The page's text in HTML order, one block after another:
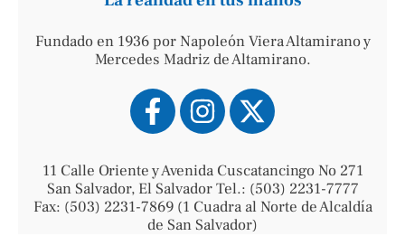
Fundado en 1936 por Napoleón Viera Altamirano y
Mercedes Madriz de Altamirano.
11 Calle Oriente y Avenida Cuscatancingo No 271
San Salvador, El Salvador Tel.: (503) 2231-7777
Fax: (503) 2231-7869 (1 Cuadra al Norte de Alcaldía
de San Salvador)